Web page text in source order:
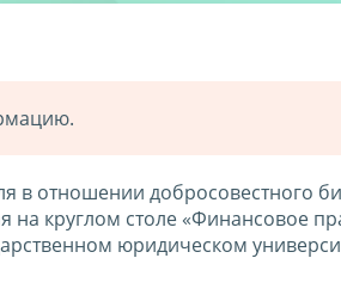
в отношении добросовестного
на круглом столе «Финансовое
юридическом